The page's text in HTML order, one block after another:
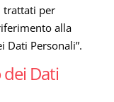
trattati per
alla
Dati Personali”.
Dati